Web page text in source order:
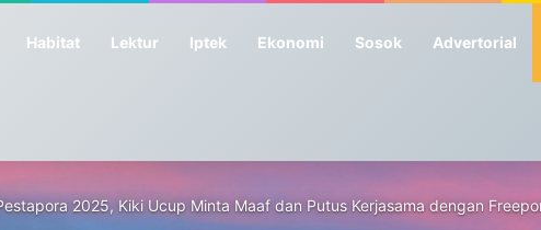
Habitat Lektur Iptek Ekonomi Sosok Advertorial
2025, Kiki Ucup Minta Maaf dan Putus Kerjasama dengan